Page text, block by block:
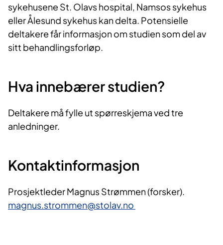
sykehusene St. Olavs hospital, Namsos sykehus
eller Ålesund sykehus kan delta. Potensielle
deltakere får informasjon om studien som del av
sitt behandlingsforløp.
Hva innebærer studien?
Deltakere må fylle ut spørreskjema ved tre
anledninger.
Kontaktinformasjon
Prosjektleder Magnus Strømmen (forsker).
magnus.strommen@stolav.no